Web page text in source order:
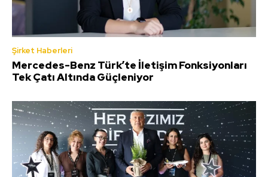
Şirket Haberleri
Mercedes-Benz Türk’te İletişim Fonksiyonları
Tek Çatı Altında Güçleniyor